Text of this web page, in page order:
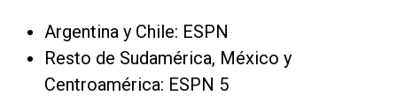
Argentina y Chile: ESPN
Resto de Sudamérica, México y
Centroamérica: ESPN 5